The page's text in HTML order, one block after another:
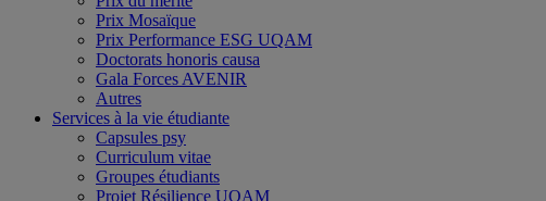
Prix Mosaïque
Prix Performance ESG UQAM
Doctorats honoris causa
Gala Forces AVENIR
Autres
Services à la vie étudiante
Capsules psy
Curriculum vitae
Groupes étudiants
Projet Résilience UQAM